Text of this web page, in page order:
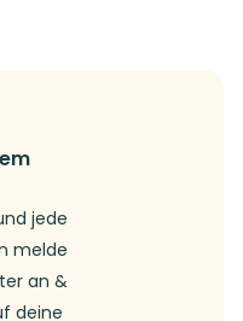
jede
melde
an &
deine